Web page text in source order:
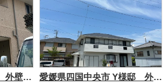
愛媛県新居浜市A様邸 外壁塗装 屋根塗装工事 施工事例 愛媛県四国中央市 Y様邸 外壁塗装 屋根塗装工事 施行事例